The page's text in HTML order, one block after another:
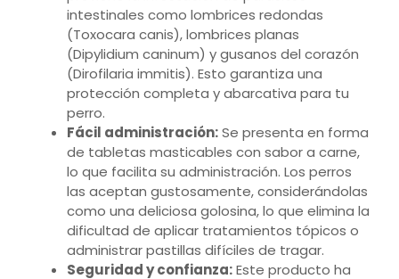
intestinales como lombrices redondas
(Toxocara canis), lombrices planas
(Dipylidium caninum) y gusanos del corazón
(Dirofilaria immitis). Esto garantiza una
protección completa y abarcativa para tu
perro.
Fácil administración:Se presenta en forma
de tabletas masticables con sabor a carne,
lo que facilita su administración. Los perros
las aceptan gustosamente, considerándolas
como una deliciosa golosina, lo que elimina la
dificultad de aplicar tratamientos tópicos o
administrar pastillas difíciles de tragar.
Seguridad y confianza:Este producto ha